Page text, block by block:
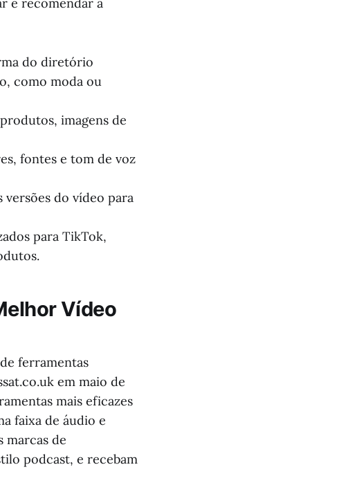
do diretório
como moda ou
imagens de
fontes e tom de voz
do vídeo para
para TikTok,
Vídeo
ferramentas
em maio de
mais eficazes
faixa de áudio e
marcas de
podcast, e recebam